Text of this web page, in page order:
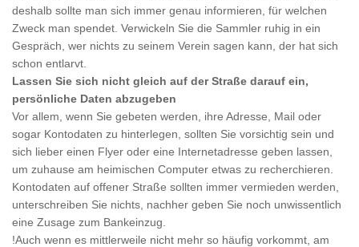
deshalb sollte man sich immer genau informieren, für welchen
Zweck man spendet. Verwickeln Sie die Sammler ruhig in ein
Gespräch, wer nichts zu seinem Verein sagen kann, der hat sich
schon entlarvt.
Lassen Sie sich nicht gleich auf der Straße darauf ein,
persönliche Daten abzugeben
Vor allem, wenn Sie gebeten werden, ihre Adresse, Mail oder
sogar Kontodaten zu hinterlegen, sollten Sie vorsichtig sein und
sich lieber einen Flyer oder eine Internetadresse geben lassen,
um zuhause am heimischen Computer etwas zu recherchieren.
Kontodaten auf offener Straße sollten immer vermieden werden,
unterschreiben Sie nichts, nachher geben Sie noch unwissentlich
eine Zusage zum Bankeinzug.
!Auch wenn es mittlerweile nicht mehr so häufig vorkommt, am